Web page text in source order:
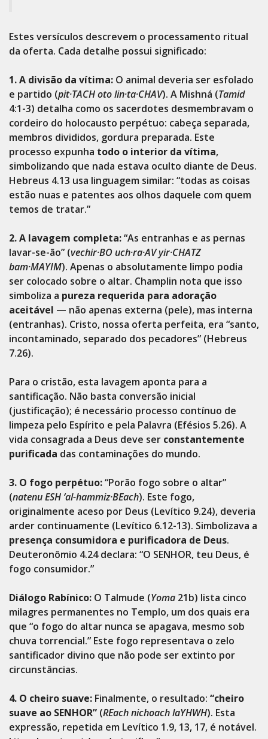
Estes versículos descrevem o processamento ritual
da oferta. Cada detalhe possui significado:
1. A divisão da vítima: O animal deveria ser esfolado
e partido (pit·TACH oto lin·ta·CHAV). A Mishná (Tamid
4:1-3) detalha como os sacerdotes desmembravam o
cordeiro do holocausto perpétuo: cabeça separada,
membros divididos, gordura preparada. Este
processo expunha todo o interior da vítima,
simbolizando que nada estava oculto diante de Deus.
Hebreus 4.13 usa linguagem similar: “todas as coisas
estão nuas e patentes aos olhos daquele com quem
temos de tratar.”
2. A lavagem completa:“As entranhas e as pernas
lavar-se-ão” (vechir·BO uch·ra·AV yir·CHATZ
bam·MAYIM). Apenas o absolutamente limpo podia
ser colocado sobre o altar. Champlin nota que isso
simboliza a pureza requerida para adoração
aceitável — não apenas externa (pele), mas interna
(entranhas). Cristo, nossa oferta perfeita, era “santo,
incontaminado, separado dos pecadores” (Hebreus
7.26).
Para o cristão, esta lavagem aponta para a
santificação. Não basta conversão inicial
(justificação); é necessário processo contínuo de
limpeza pelo Espírito e pela Palavra (Efésios 5.26). A
vida consagrada a Deus deve ser constantemente
purificada das contaminações do mundo.
3. O fogo perpétuo:“Porão fogo sobre o altar”
(natenu ESH ‘al-hammiz·BEach). Este fogo,
originalmente aceso por Deus (Levítico 9.24), deveria
arder continuamente (Levítico 6.12-13). Simbolizava a
presença consumidora e purificadora de Deus.
Deuteronômio 4.24 declara: “O SENHOR, teu Deus, é
fogo consumidor.”
Diálogo Rabínico: O Talmude (Yoma 21b) lista cinco
milagres permanentes no Templo, um dos quais era
que “o fogo do altar nunca se apagava, mesmo sob
chuva torrencial.” Este fogo representava o zelo
santificador divino que não pode ser extinto por
circunstâncias.
4. O cheiro suave: Finalmente, o resultado: “cheiro
suave ao SENHOR” (REach nichoach laYHWH). Esta
expressão, repetida em Levítico 1.9, 13, 17, é notável.